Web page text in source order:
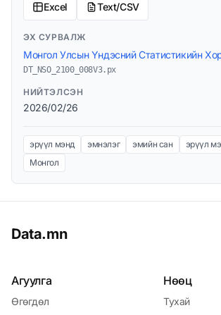
Excel Text/CSV
ЭХ СУРВАЛЖ
Монгол Улсын Үндэсний Статистикийн
DT_NSO_2100_008V3.px
НИЙТЭЛСЭН
2026/02/26
эрүүл мэнд эмнэлэг эмийн сан
эрүүл
Монгол
Data.mn
Агуулга
Өгөгдөл
Нөөц
Тухай